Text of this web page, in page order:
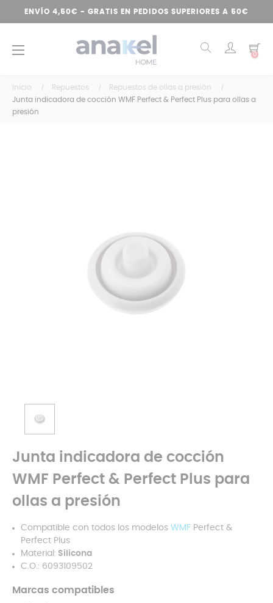
ENVÍO 4,50€ - GRATIS EN PEDIDOS SUPERIORES A 50€
Navegación
☰ 0
Inicio Repuestos
Repuestos de ollas a presión
Junta indicadora de cocción WMF Perfect & Perfect Plus para ollas a
presión
Junta indicadora de cocción
WMF Perfect & Perfect Plus para
ollas a presión
Compatible con todos los modelos WMF Perfect &
Perfect Plus
Material: Silicona
C.O.: 6093109502
Marcas compatibles